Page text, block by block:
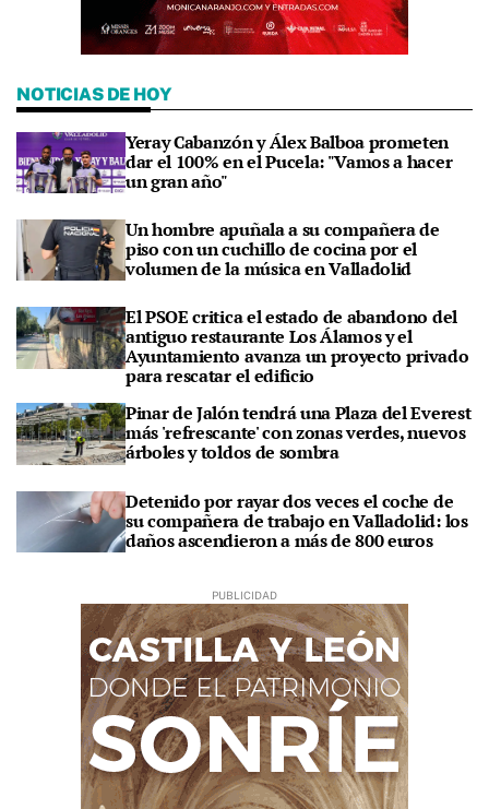
NOTICIAS DE HOY
Yeray Cabanzón y Álex Balboa prometen
dar el 100% en el Pucela: "Vamos a hacer
un gran año"
Un hombre apuñala a su compañera de
piso con un cuchillo de cocina por el
volumen de la música en Valladolid
El PSOE critica el estado de abandono del
antiguo restaurante Los Álamos y el
Ayuntamiento avanza un proyecto privado
para rescatar el edificio
Pinar de Jalón tendrá una Plaza del Everest
más 'refrescante' con zonas verdes, nuevos
árboles y toldos de sombra
Detenido por rayar dos veces el coche de
su compañera de trabajo en Valladolid: los
daños ascendieron a más de 800 euros